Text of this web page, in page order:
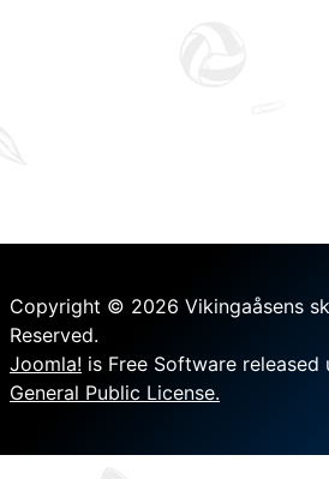
Copyright © 2026 Vikingaåsens
Reserved.
Joomla! is Free Software released
General Public License.